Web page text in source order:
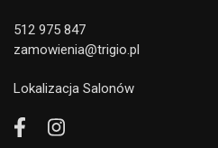
512 975 847
zamowienia@trigio.pl
Lokalizacja Salonów